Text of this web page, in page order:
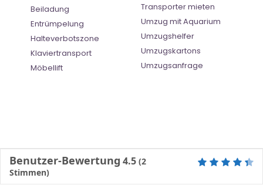
Beiladung
Entrümpelung
Halteverbotszone
Klaviertransport
Möbellift
Transporter mieten
Umzug mit Aquarium
Umzugshelfer
Umzugskartons
Umzugsanfrage
Benutzer-Bewertung 4.5 (2
Stimmen)